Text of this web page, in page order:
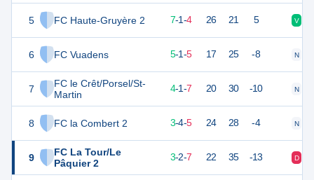
5 FC Haute-Gruyère 2
6 FC Vuadens
7
FC le Crêt/Porsel/St-
Martin
8 FC la Combert 2
9
FC La Tour/Le
Pâquier 2
22 7-1-4 26 21 5 V
5-1-5 17 25 -8 N
13 4-1-7 20 30 -10 N
13 3-4-5 24 28 -4 N
3-2-7 22 35 -13 D